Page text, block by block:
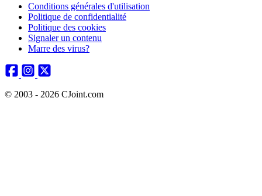
Conditions générales d'utilisation
Politique de confidentialité
Politique des cookies
Signaler un contenu
Marre des virus?
© 2003 - 2026 CJoint.com